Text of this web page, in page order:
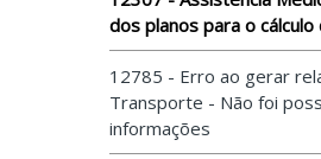
dos planos para o cálculo
12785 - Erro ao gerar
Transporte - Não foi
informações